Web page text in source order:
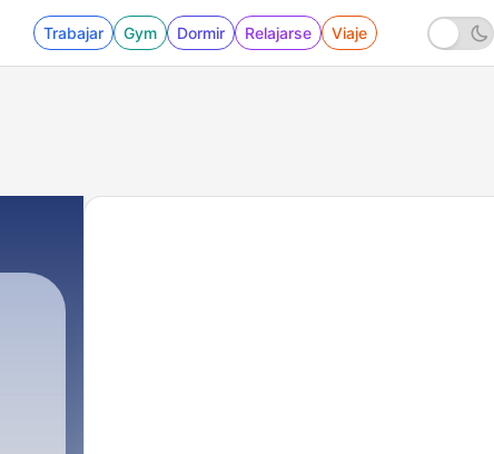
Trabajar Gym Dormir Relajarse Viaje